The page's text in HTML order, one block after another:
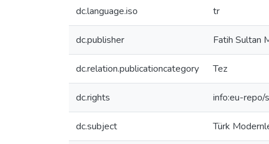
dc.language.iso tr
dc.publisher Fatih Sultan
dc.relation.publicationcategory Tez
dc.rights info:eu-repo/
dc.subject Türk